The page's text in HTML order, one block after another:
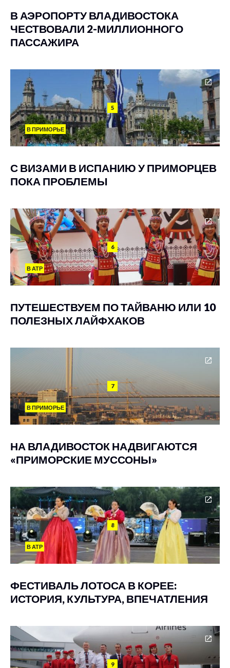
В АЭРОПОРТУ ВЛАДИВОСТОКА
ЧЕСТВОВАЛИ 2-МИЛЛИОННОГО
ПАССАЖИРА
5
В ПРИМОРЬЕ
С ВИЗАМИ В ИСПАНИЮ У ПРИМОРЦЕВ
ПОКА ПРОБЛЕМЫ
6
В АТР
ПУТЕШЕСТВУЕМ ПО ТАЙВАНЮ ИЛИ 10
ПОЛЕЗНЫХ ЛАЙФХАКОВ
7
В ПРИМОРЬЕ
НА ВЛАДИВОСТОК НАДВИГАЮТСЯ
«ПРИМОРСКИЕ МУССОНЫ»
8
В АТР
ФЕСТИВАЛЬ ЛОТОСА В КОРЕЕ:
ИСТОРИЯ, КУЛЬТУРА, ВПЕЧАТЛЕНИЯ
9